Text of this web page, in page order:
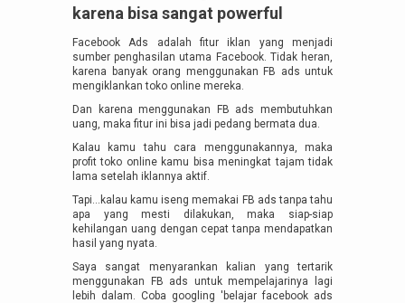
karena bisa sangat powerful
Facebook Ads adalah fitur iklan yang menjadi
sumber penghasilan utama Facebook. Tidak heran,
karena banyak orang menggunakan FB ads untuk
mengiklankan toko online mereka.
Dan karena menggunakan FB ads membutuhkan
uang, maka fitur ini bisa jadi pedang bermata dua.
Kalau kamu tahu cara menggunakannya, maka
profit toko online kamu bisa meningkat tajam tidak
lama setelah iklannya aktif.
Tapi...kalau kamu iseng memakai FB ads tanpa tahu
apa yang mesti dilakukan, maka siap-siap
kehilangan uang dengan cepat tanpa mendapatkan
hasil yang nyata.
Saya sangat menyarankan kalian yang tertarik
menggunakan FB ads untuk mempelajarinya lagi
lebih dalam. Coba googling 'belajar facebook ads